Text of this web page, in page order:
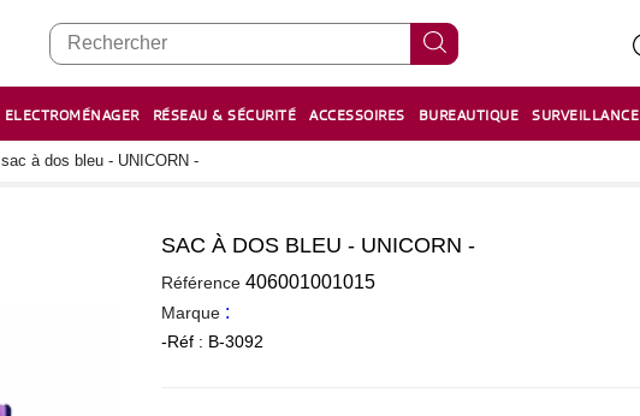
ELECTROMÉNAGER RÉSEAU & SÉCURITÉ ACCESSOIRES BUREAUTIQUE SURVEILLANCE
sac à dos bleu - UNICORN -
SAC À DOS BLEU - UNICORN -
Référence 406001001015
Marque :
-Réf : B-3092